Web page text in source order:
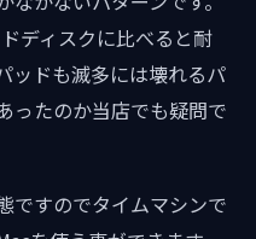
ディスクに比べると耐
ッドも滅多には壊れるパ
ったのか当店でも疑問で
ですのでタイムマシンで